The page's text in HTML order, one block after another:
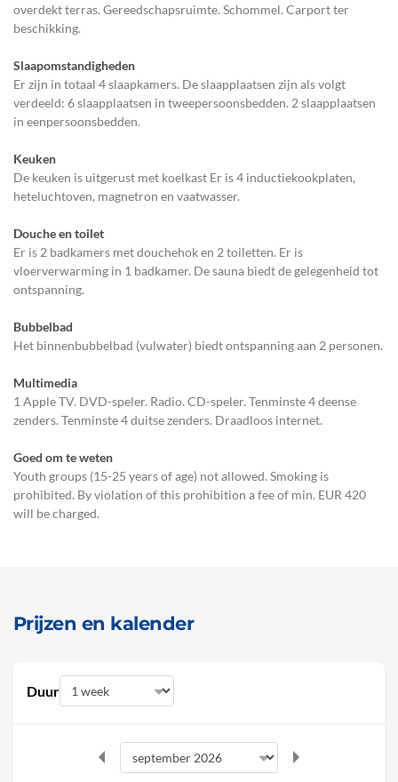
overdekt terras. Gereedschapsruimte. Schommel. Carport ter
beschikking.
Slaapomstandigheden
Er zijn in totaal 4 slaapkamers. De slaapplaatsen zijn als volgt
verdeeld: 6 slaapplaatsen in tweepersoonsbedden. 2 slaapplaatsen
in eenpersoonsbedden.
Keuken
De keuken is uitgerust met koelkast Er is 4 inductiekookplaten,
heteluchtoven, magnetron en vaatwasser.
Douche en toilet
Er is 2 badkamers met douchehok en 2 toiletten. Er is
vloerverwarming in 1 badkamer. De sauna biedt de gelegenheid tot
ontspanning.
Bubbelbad
Het binnenbubbelbad (vulwater) biedt ontspanning aan 2 personen.
Multimedia
1 Apple TV. DVD-speler. Radio. CD-speler. Tenminste 4 deense
zenders. Tenminste 4 duitse zenders. Draadloos internet.
Goed om te weten
Youth groups (15-25 years of age) not allowed. Smoking is
prohibited. By violation of this prohibition a fee of min. EUR 420
will be charged.
Prijzen en kalender
Duur